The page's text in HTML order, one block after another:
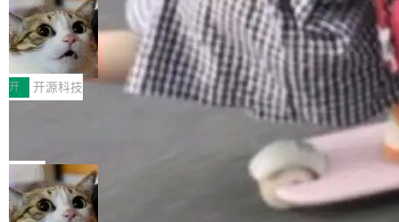
哪些组合有效，作者说，你得靠"文档、校验、或
者部落知识"。 换个写法。Rust 的 enum，两个
变体：Switchable...
有科技公司做的一样。只不过，实际上它不一
样。这是 Sandstorm.io 的重制版，我十年前的
那个创业公司。不同的是，这次它构建在 Cloudf
lare Workers 上——我花了九年时间搭建的平台
——并且深度集成了 AI。这基本上是我十年秘密
Workers 和 Durable Objects 的守护进程。 设
计思路很直接：每个对象是一个独立的 SQLite
数据库，按名称寻址，复制到你自己的 S3 兼容
存储库里。节点之间只通过这个存储库协调——
没有控制平面，没有共识协议。每个对象自带一
个小型数据库，应用天然按分片构建，单个数据
库的竞争和爆炸半径问题在设计层面就被消除
了。 闲置的 cell 会休眠到几乎不占资源。当 cel
l 迁移或唤醒时，新宿主从 S3 恢复 SQLite 数据
库继续执行。存储库是持久化的唯一真相...
鲁大师7月新机性能/流畅/AI榜：vivo夺
性能、流畅双第一，三星Galaxy Z系列
新折叠缺席
2026年7月的手机市场，由于存储等硬件成本暴
增，手机厂商的日子也不好过啊，新机速度明显
放缓，因此硝烟味淡了许多。新机参数规格除开
高价的三星折叠（三星Galaxy Z Fold8 Ultra / Z
Fold8 / Z Flip8）外，其余要么是中低端机器，
例如iQOO Z11i、REDMI Note 17、REDMI No
te 17 Pro、OPPO K15，要么是vivo X300 E这
样的次旗舰。 Galaxy Z Fold8 Ultra / Z Fold8 /
开 开源科技
Zed 编辑器团队发布了新项目——DeltaDB，一
个在 git commit 之间记录每一次编辑操作的版
本控制系统。目前处于 Early Access 阶段。 De
ltaDB 的核心思路直接写在 landing page 最显
局
SpaceXAI 单季资本开支达 183 亿美元